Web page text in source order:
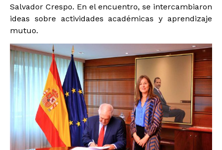
Salvador Crespo. En el encuentro, se intercambiaron
ideas sobre actividades académicas y aprendizaje
mutuo.